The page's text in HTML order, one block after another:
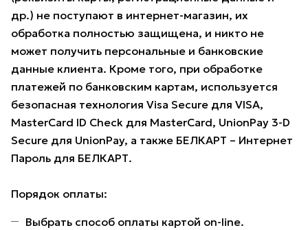
др.) не поступают в интернет-магазин, их
обработка полностью защищена, и никто не
может получить персональные и банковские
данные клиента. Кроме того, при обработке
платежей по банковским картам, используется
безопасная технология Visa Secure для VISA,
MasterCard ID Check для MasterCard, UnionPay 3-D
Secure для UnionPay, а также БЕЛКАРТ – Интернет
Пароль для БЕЛКАРТ.
Порядок оплаты:
Выбрать способ оплаты картой on-line.